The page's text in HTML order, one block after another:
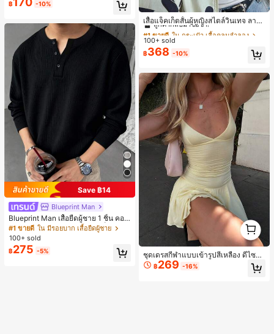
฿ -10%
Save ฿14
Blueprint Man
Blueprint Man เสื้อยืดผู้ชาย 1 ชิ้น คอเ
ฮนลีย์ ผ้าถักลายวาฟเฟิล คอวีเล็ก ทรงห
ลวม บาง ระบายอากาศได้ดี ใส่สบาย มี
กระดุม สไตล์ Old Money ทรงยุโรป ไซ
ส์ใหญ่กว่าปกติ กรุณาเลือกไซส์เล็กลงเพื่
#1 ขายดี ใน มีรอยบาก เสื้อยืดผู้ชาย
100+ sold
฿275 -5%
เสื้อแจ็คเก็ตสั้นผู้หญิงสไตล์วินเทจ ลายจุ
ดขนาดใหญ่ คอตั้ง เอวเข้ารูป แขนพอง
ทรงหลวม แฟชั่นอเนกประสงค์ สำหรับใ
ส่ประจำวันและไปเที่ยวพักผ่อน
#1 ขายดี
ใน กระเป๋า เสื้อคลุมลำลอง
ลูกค้ากลับมาซื้อซ้ำ!
#1 ขายดี ใน กระเป๋า เสื้อคลุมลำลอง
ลูกค้ากลับมาซื้อซ้ำ!
#1 ขายดี ใน กระเป๋า เสื้อคลุมลำลอง
ลูกค้ากลับมาซื้อซ้ำ!
#1 ขายดี ใน กระเป๋า เสื้อคลุมลำลอง
100+ sold
฿368 -10%
ชุดเดรสกีฬาแบบเข้ารูปสีเหลือง ดีไซน์
หน้าอกจับจีบ กระโปรงเทนนิส เหมาะ
สำหรับใส่ลำลองประจำวันและออกกำลั
฿269 -16%
1
1